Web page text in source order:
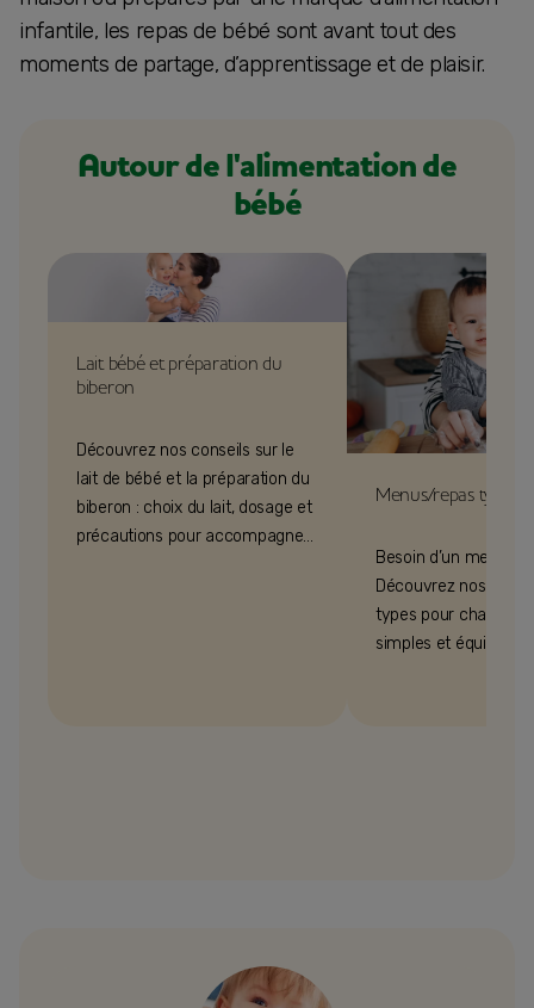
infantile, les repas de bébé sont avant tout des
moments de partage, d’apprentissage et de plaisir.
Autour de l'alimentation de
bébé
Lait bébé et préparation du
biberon
Découvrez nos conseils sur le
lait de bébé et la préparation du
biberon : choix du lait, dosage et
précautions pour accompagner
Menus/repas types
Besoin d’un menu
Découvrez nos
types pour chaque
simples et équilibrés.